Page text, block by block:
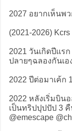
2027 อยากเห็นพ
(2021-2026)
2021 วันเกิดปีแร
ปลายๆฉลองกันเอ
2022 ปีต่อมาเค้ก
2022 หลังเริ่มบิน
เป็นทริปปุปปัป 3
@emescape